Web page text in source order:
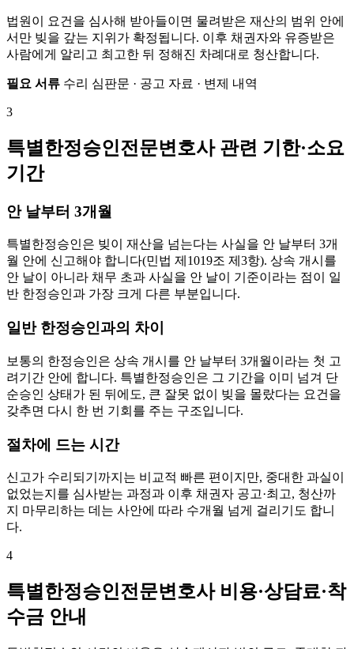
법원이 요건을 심사해 받아들이면 물려받은 재산의 범위 안에
서만 빚을 갚는 지위가 확정됩니다. 이후 채권자와 유증받은
사람에게 알리고 최고한 뒤 정해진 차례대로 청산합니다.
필요 서류 수리 심판문 · 공고 자료 · 변제 내역
3
특별한정승인전문변호사 관련 기한·소요
기간
안 날부터 3개월
특별한정승인은 빚이 재산을 넘는다는 사실을 안 날부터 3개
월 안에 신고해야 합니다(민법 제1019조 제3항). 상속 개시를
안 날이 아니라 채무 초과 사실을 안 날이 기준이라는 점이 일
반 한정승인과 가장 크게 다른 부분입니다.
일반 한정승인과의 차이
보통의 한정승인은 상속 개시를 안 날부터 3개월이라는 첫 고
려기간 안에 합니다. 특별한정승인은 그 기간을 이미 넘겨 단
순승인 상태가 된 뒤에도, 큰 잘못 없이 빚을 몰랐다는 요건을
갖추면 다시 한 번 기회를 주는 구조입니다.
절차에 드는 시간
신고가 수리되기까지는 비교적 빠른 편이지만, 중대한 과실이
없었는지를 심사받는 과정과 이후 채권자 공고·최고, 청산까
지 마무리하는 데는 사안에 따라 수개월 넘게 걸리기도 합니
다.
4
특별한정승인전문변호사 비용·상담료·착
수금 안내